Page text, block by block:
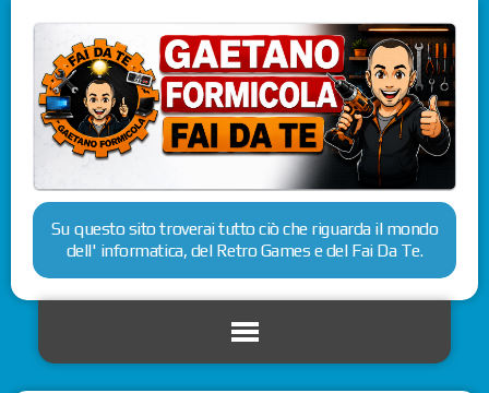
Su questo sito troverai tutto ciò che riguarda il mondo
dell' informatica, del Retro Games e del Fai Da Te.